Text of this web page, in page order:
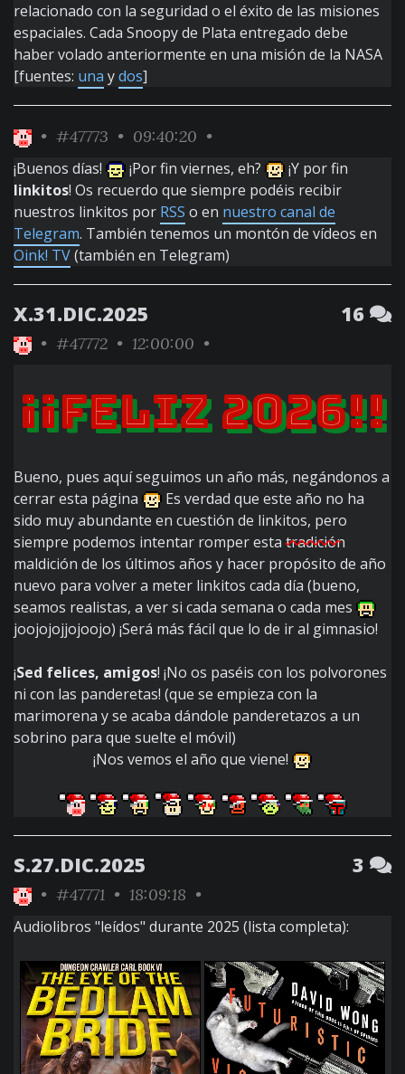
relacionado con la seguridad o el éxito de las misiones
espaciales. Cada Snoopy de Plata entregado debe
haber volado anteriormente en una misión de la NASA
[fuentes: una ydos]
• #47773 • 09:40:20 •
¡Buenos días! ¡Por fin viernes, eh?
¡Y por fin
linkitos! Os recuerdo que siempre podéis recibir
nuestros linkitos por RSS o en nuestro canal de
Telegram. También tenemos un montón de vídeos en
Oink! TV(también en Telegram)
X.31.DIC.2025 16
• #47772 • 12:00:00 •
¡¡Feliz 2026!!
Bueno, pues aquí seguimos un año más, negándonos a
cerrar esta página
Es verdad que este año no ha
sido muy abundante en cuestión de linkitos, pero
siempre podemos intentar romper estatradición
maldición de los últimos años y hacer propósito de año
nuevo para volver a meter linkitos cada día (bueno,
seamos realistas, a ver si cada semana o cada mes
joojojojjojoojo) ¡Será más fácil que lo de ir al gimnasio!
¡Sed felices, amigos! ¡No os paséis con los polvorones
ni con las panderetas! (que se empieza con la
marimorena y se acaba dándole panderetazos a un
sobrino para que suelte el móvil)
¡Nos vemos el año que viene!
S.27.DIC.2025 3
• #47771 • 18:09:18 •
Audiolibros "leídos" durante 2025 (lista completa):